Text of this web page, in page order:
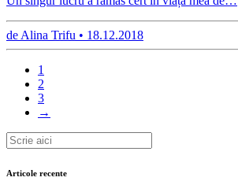
de Alina Trifu • 18.12.2018
1
2
3
→
Articole recente